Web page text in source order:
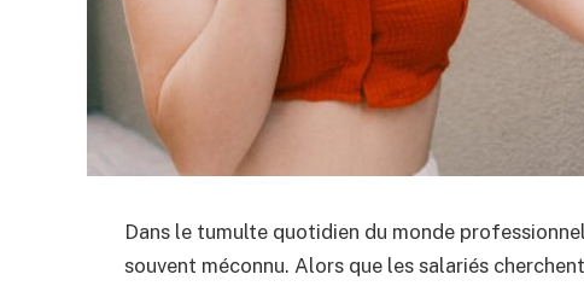
Dans le tumulte quotidien du monde
souvent méconnu. Alors que les salariés